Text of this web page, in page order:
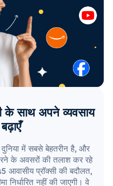
के साथ अपने व्यवसाय
में सबसे बेहतरीन है, और
करने के अवसरों की तलाश कर रहे
प्रॉक्सी की बदौलत,
नहीं की जाएगी। वे